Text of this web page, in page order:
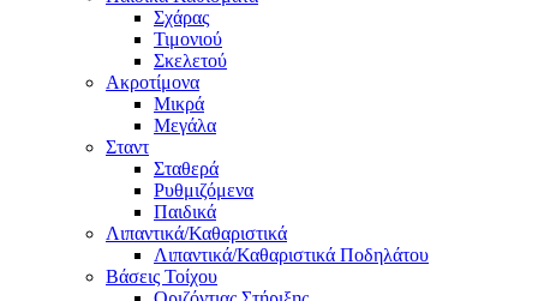
Σχάρας
Τιμονιού
Σκελετού
Ακροτίμονα
Μικρά
Μεγάλα
Σταντ
Σταθερά
Ρυθμιζόμενα
Παιδικά
Λιπαντικά/Καθαριστικά
Λιπαντικά/Καθαριστικά Ποδηλάτου
Βάσεις Τοίχου